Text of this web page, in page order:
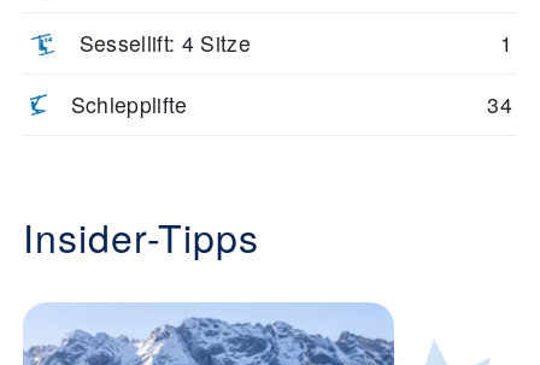
Sessellift: 4 Sitze 1
Schlepplifte 34
Insider-Tipps